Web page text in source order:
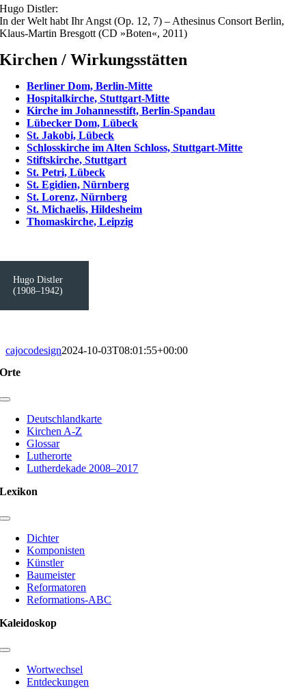
Hugo Distler:
In der Welt habt Ihr Angst (Op. 12, 7) – Athesinus Consort Berlin,
Klaus-Martin Bresgott (CD »Boten«, 2011)
Kirchen / Wirkungsstätten
Berliner Dom, Berlin-Mitte
Hospitalkirche, Stuttgart-Mitte
Kirche im Johannesstift, Berlin-Spandau
Lübecker Dom, Lübeck
St. Jakobi, Lübeck
Schlosskirche im Alten Schloss, Stuttgart-Mitte
Stiftskirche, Stuttgart
St. Petri, Lübeck
St. Egidien, Nürnberg
St. Lorenz, Nürnberg
St. Michaelis, Hildesheim
Thomaskirche, Leipzig
Hugo Distler
(1908–1942)
cajocodesign2024-10-03T08:01:55+00:00
Orte
Toggle
NavigationDeutschlandkarte
Kirchen A-Z
Glossar
Lutherorte
Lutherdekade 2008–2017
Lexikon
Toggle
Navigation
Dichter
Komponisten
Künstler
Baumeister
Reformatoren
Reformations-ABC
Kaleidoskop
Toggle
NavigationWortwechsel
Entdeckungen